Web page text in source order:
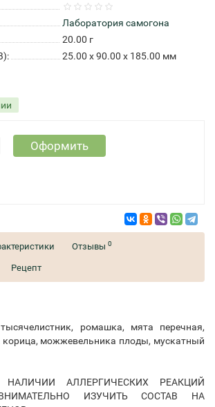
Лаборатория самогона
20.00 г
25.00 x 90.00 x 185.00 мм
Оформить
Отзывы 0
Рецепт
ромашка, мята перечная,
корица, можжевельника плоды, мускатный
АЛЛЕРГИЧЕСКИХ РЕАКЦИЙ
ИЗУЧИТЬ СОСТАВ НА